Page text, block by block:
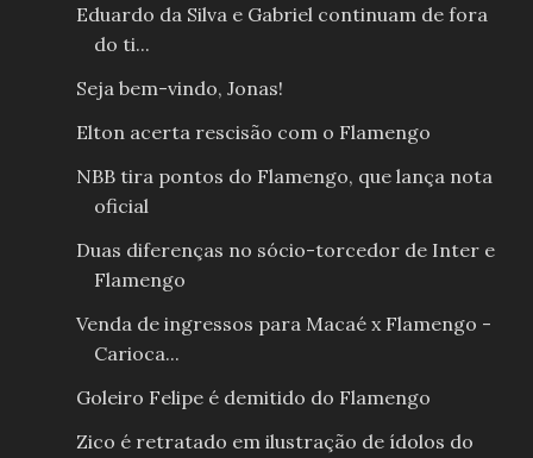
Eduardo da Silva e Gabriel continuam de fora
do ti...
Seja bem-vindo, Jonas!
Elton acerta rescisão com o Flamengo
NBB tira pontos do Flamengo, que lança nota
oficial
Duas diferenças no sócio-torcedor de Inter e
Flamengo
Venda de ingressos para Macaé x Flamengo -
Carioca...
Goleiro Felipe é demitido do Flamengo
Zico é retratado em ilustração de ídolos do